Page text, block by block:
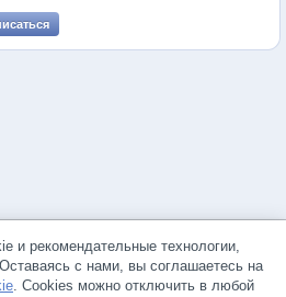
данных
и рекомендательные технологии,
с нами, вы соглашаетесь на
. Cookies можно отключить в любой